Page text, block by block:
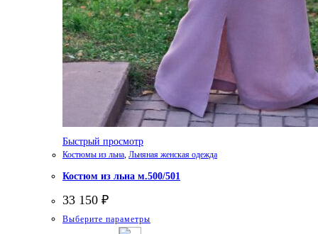
Быстрый просмотр
Костюмы из льна, Льняная женская одежда
Костюм из льна м.500/501
33 150 ₽
Выберите параметры